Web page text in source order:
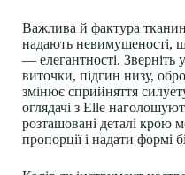
Важлива й фактура
надають невимушеності,
— елегантності. Зверніть
виточки, підгин низу,
змінює сприйняття
оглядачі з Elle
розташовані деталі крою
пропорції і надати формі